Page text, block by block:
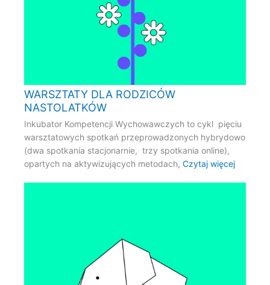
WARSZTATY DLA RODZICÓW
NASTOLATKÓW
Inkubator Kompetencji Wychowawczych to cykl pięciu
warsztatowych spotkań przeprowadzonych hybrydowo
(dwa spotkania stacjonarnie, trzy spotkania online),
opartych na aktywizujących metodach,Czytaj więcej